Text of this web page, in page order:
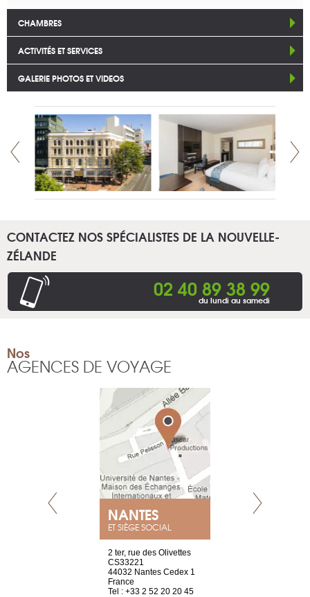
CHAMBRES
ACTIVITÉS ET SERVICES
GALERIE PHOTOS ET VIDEOS
CONTACTEZ NOS SPÉCIALISTES DE LA NOUVELLE-
ZÉLANDE
02 40 89 38 99
du lundi au samedi
Nos
AGENCES DE VOYAGE
NANTES
ET SIÈGE SOCIAL
2 ter, rue des Olivettes
CS33221
44032 Nantes Cedex 1
France
Tel : +33 2 52 20 20 45